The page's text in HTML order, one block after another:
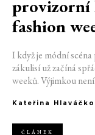
provizorní
fashion
I když je módní
zákulisí už začíná
weeků. Výjimkou
22. do 28. září přivítá
Moschino.
Kateřina
ČLÁNEK